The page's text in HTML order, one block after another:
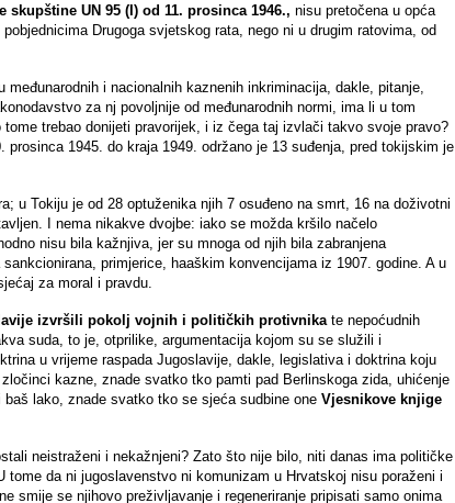
skupštine UN 95 (I) od 11. prosinca 1946., nisu pretočena u opća
Drugoga svjetskog rata, nego ni u drugim ratovima, od
i nacionalnih kaznenih inkriminacija, dakle, pitanje,
za nj povoljnije od međunarodnih normi, ima li u tom
trebao donijeti pravorijek, i iz čega taj izvlači takvo svoje pravo?
1945. do kraja 1949. održano je 13 suđenja, pred tokijskim je
u Tokiju je od 28 optuženika njih 7 osuđeno na smrt, 16 na doživotni
I nema nikakve dvojbe: iako se možda kršilo načelo
nisu bila kažnjiva, jer su mnoga od njih bila zabranjena
primjerice, haaškim konvencijama iz 1907. godine. A u
za moral i pravdu.
izvršili pokolj vojnih i političkih protivnika te nepoćudnih
suda, to je, otprilike, argumentacija kojom su se služili i
u vrijeme raspada Jugoslavije, dakle, legislativa i doktrina koju
kazne, znade svatko tko pamti pad Berlinskoga zida, uhićenje
baš lako, znade svatko tko se sjeća sudbine one Vjesnikove knjige
neistraženi i nekažnjeni? Zato što nije bilo, niti danas ima političke
da ni jugoslavenstvo ni komunizam u Hrvatskoj nisu poraženi i
smije se njihovo preživljavanje i regeneriranje pripisati samo onima